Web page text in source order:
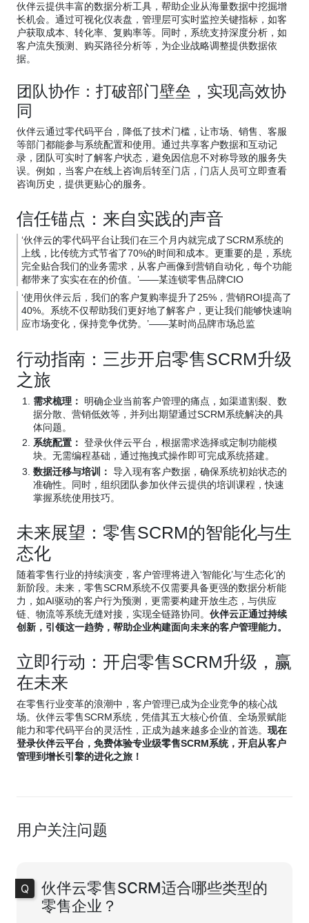
伙伴云提供丰富的数据分析工具，帮助企业从海量数据中挖掘增
长机会。通过可视化仪表盘，管理层可实时监控关键指标，如客
户获取成本、转化率、复购率等。同时，系统支持深度分析，如
客户流失预测、购买路径分析等，为企业战略调整提供数据依
据。
团队协作：打破部门壁垒，实现高效协
同
伙伴云通过零代码平台，降低了技术门槛，让市场、销售、客服
等部门都能参与系统配置和使用。通过共享客户数据和互动记
录，团队可实时了解客户状态，避免因信息不对称导致的服务失
误。例如，当客户在线上咨询后转至门店，门店人员可立即查看
咨询历史，提供更贴心的服务。
信任锚点：来自实践的声音
‘伙伴云的零代码平台让我们在三个月内就完成了SCRM系统的
上线，比传统方式节省了70%的时间和成本。更重要的是，系统
完全贴合我们的业务需求，从客户画像到营销自动化，每个功能
都带来了实实在在的价值。’——某连锁零售品牌CIO
‘使用伙伴云后，我们的客户复购率提升了25%，营销ROI提高了
40%。系统不仅帮助我们更好地了解客户，更让我们能够快速响
应市场变化，保持竞争优势。’——某时尚品牌市场总监
行动指南：三步开启零售SCRM升级
之旅
需求梳理：
明确企业当前客户管理的痛点，如渠道割裂、数
据分散、营销低效等，并列出期望通过SCRM系统解决的具
体问题。
系统配置： 登录伙伴云平台，根据需求选择或定制功能模
块。无需编程基础，通过拖拽式操作即可完成系统搭建。
数据迁移与培训： 导入现有客户数据，确保系统初始状态的
准确性。同时，组织团队参加伙伴云提供的培训课程，快速
掌握系统使用技巧。
未来展望：零售SCRM的智能化与生
态化
随着零售行业的持续演变，客户管理将进入‘智能化’与‘生态化’的
新阶段。未来，零售SCRM系统不仅需要具备更强的数据分析能
力，如AI驱动的客户行为预测，更需要构建开放生态，与供应
链、物流等系统无缝对接，实现全链路协同。 伙伴云正通过持续
创新，引领这一趋势，帮助企业构建面向未来的客户管理能力。
立即行动：开启零售SCRM升级，赢
在未来
在零售行业变革的浪潮中，客户管理已成为企业竞争的核心战
场。伙伴云零售SCRM系统，凭借其五大核心价值、全场景赋能
能力和零代码平台的灵活性，正成为越来越多企业的首选。 现在
登录伙伴云平台，免费体验专业级零售SCRM系统，开启从客户
管理到增长引擎的进化之旅！
用户关注问题
伙伴云零售SCRM适合哪些类型的
零售企业？